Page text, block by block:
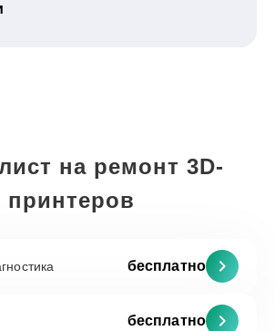
на ремонт 3D-
принтеров
бесплатно
бесплатно